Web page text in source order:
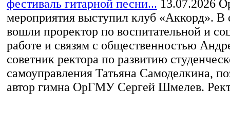
фестиваль гитарной песни... 13.07.2026
мероприятия выступил клуб «Аккорд».
вошли проректор по воспитательной и
работе и связям с общественностью
советник ректора по развитию
самоуправления Татьяна Самоделкина,
автор гимна ОрГМУ Сергей Шмелев.